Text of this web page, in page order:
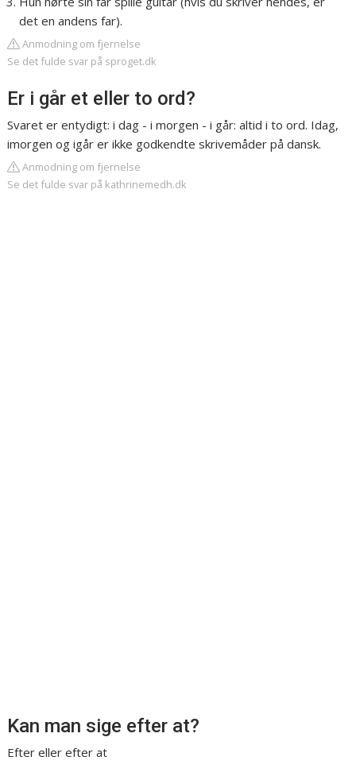
det en andens far).
Anmodning om fjernelse
Se det fulde svar på sproget.dk
Er i går et eller to ord?
Svaret er entydigt: i dag - i morgen - i går: altid i to ord. Idag,
imorgen og igår er ikke godkendte skrivemåder på dansk.
Anmodning om fjernelse
Se det fulde svar på kathrinemedh.dk
Kan man sige efter at?
Efter eller efter at